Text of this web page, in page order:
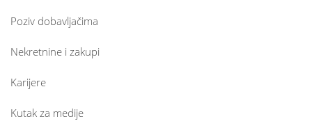
Poziv dobavljačima
Nekretnine i zakupi
Karijere
Kutak za medije